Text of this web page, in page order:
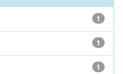
1
1
1